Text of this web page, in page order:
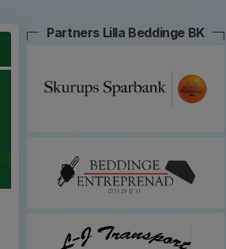
Partners Lilla Beddinge BK